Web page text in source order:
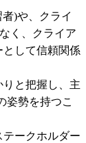
)や、クライ
く、クライア
として信頼関係
りと把握し、主
姿勢を持つこ
テークホルダー